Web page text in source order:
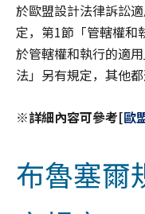
於歐盟設計法律訴訟
定，第1節「管轄權和
於管轄權和執行的適
法」另有規定，其他
※詳細內容可參考[歐
布魯塞爾